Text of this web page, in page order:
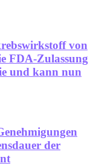
von
FDA-Zulassung
und kann nun
der